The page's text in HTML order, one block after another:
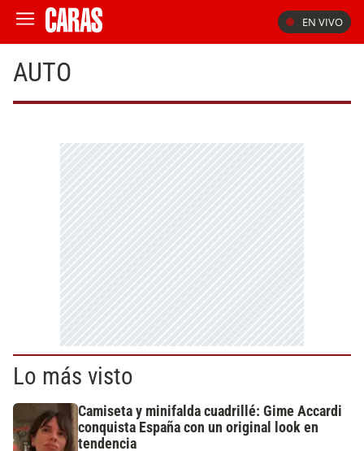
EN VIVO
AUTO
Lo más visto
Camiseta y minifalda cuadrillé: Gime Accardi
conquista España con un original look en
tendencia